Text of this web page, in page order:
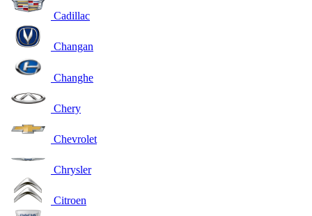
Cadillac
Changan
Changhe
Chery
Chevrolet
Chrysler
Citroen